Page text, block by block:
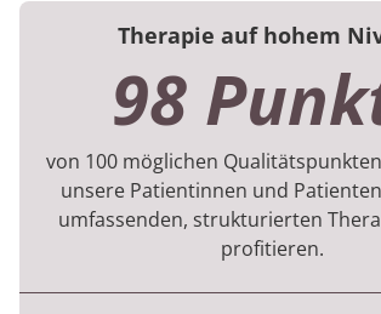
Therapie auf hohem
98
von 100 möglichen
unsere Patientinnen und
umfassenden, strukturierten
profitieren.